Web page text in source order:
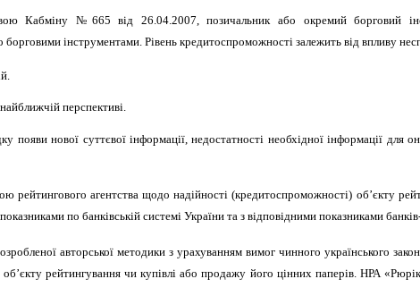
Кабміну №665 від 26.04.2007, позичальник або окремий борговий
інструментами. Рівень кредитоспроможності залежить від впливу
перспективі.
появи нової суттєвої інформації, недостатності необхідної інформації
агентства щодо надійності (кредитоспроможності) об’єкту
по банківській системі України та з відповідними показниками
авторської методики з урахуванням вимог чинного українського
рейтингування чи купівлі або продажу його цінних паперів. НРА